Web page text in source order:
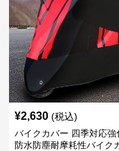
¥2,630 (税込)
バイクカバー 四季対応強
防水防塵耐摩耗性バイク